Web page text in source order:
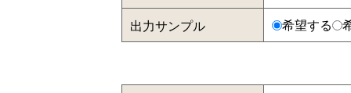
出力サンプル 希望する